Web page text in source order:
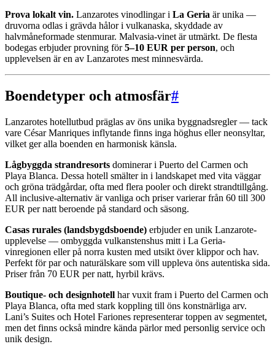
Prova lokalt vin. Lanzarotes vinodlingar i La Geria är unika —
druvorna odlas i grävda hålor i vulkanaska, skyddade av
halvmåneformade stenmurar. Malvasia-vinet är utmärkt. De flesta
bodegas erbjuder provning för5–10 EUR per person, och
upplevelsen är en av Lanzarotes mest minnesvärda.
Boendetyper och atmosfär#
Lanzarotes hotellutbud präglas av öns unika byggnadsregler — tack
vare César Manriques inflytande finns inga höghus eller neonsyltar,
vilket ger alla boenden en harmonisk känsla.
Lågbyggda strandresorts dominerar i Puerto del Carmen och
Playa Blanca. Dessa hotell smälter in i landskapet med vita väggar
och gröna trädgårdar, ofta med flera pooler och direkt strandtillgång.
All inclusive-alternativ är vanliga och priser varierar från 60 till 300
EUR per natt beroende på standard och säsong.
Casas rurales (landsbygdsboende) erbjuder en unik Lanzarote-
upplevelse — ombyggda vulkanstenshus mitt i La Geria-
vinregionen eller på norra kusten med utsikt över klippor och hav.
Perfekt för par och naturälskare som vill uppleva öns autentiska sida.
Priser från 70 EUR per natt, hyrbil krävs.
Boutique- och designhotell har vuxit fram i Puerto del Carmen och
Playa Blanca, ofta med stark koppling till öns konstnärliga arv.
Lani’s Suites och Hotel Fariones representerar toppen av segmentet,
men det finns också mindre kända pärlor med personlig service och
unik design.